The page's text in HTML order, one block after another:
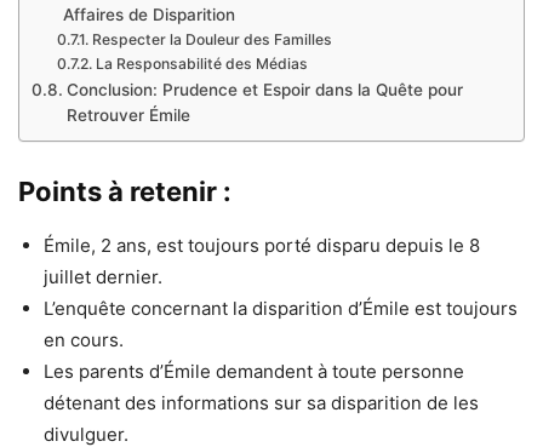
Affaires de Disparition
Respecter la Douleur des Familles
La Responsabilité des Médias
Conclusion: Prudence et Espoir dans la Quête pour
Retrouver Émile
Points à retenir :
Émile, 2 ans, est toujours porté disparu depuis le 8
juillet dernier.
L’enquête concernant la disparition d’Émile est toujours
en cours.
Les parents d’Émile demandent à toute personne
détenant des informations sur sa disparition de les
divulguer.